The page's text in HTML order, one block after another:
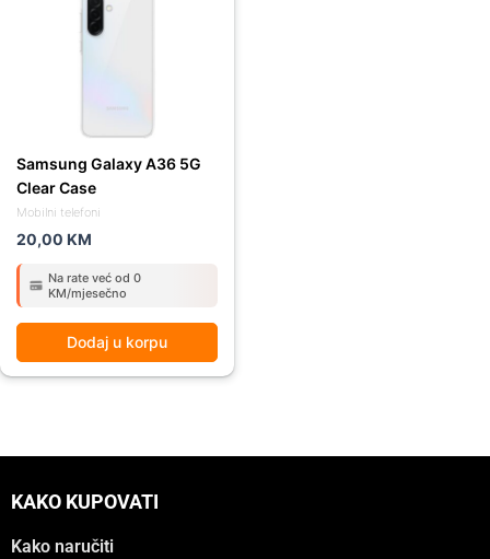
Mobilni telefoni
Samsung Galaxy A36 5G
Clear Case
20,00 KM
Na rate već od 0
KM/mjesečno
Dodaj u korpu
KAKO KUPOVATI
Kako naručiti